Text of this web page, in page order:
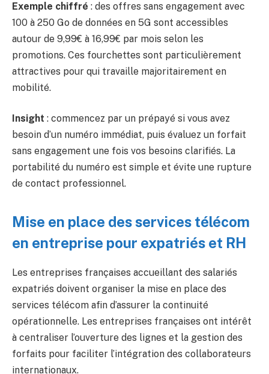
Exemple chiffré : des offres sans engagement avec
100 à 250 Go de données en 5G sont accessibles
autour de 9,99€ à 16,99€ par mois selon les
promotions. Ces fourchettes sont particulièrement
attractives pour qui travaille majoritairement en
mobilité.
Insight : commencez par un prépayé si vous avez
besoin d’un numéro immédiat, puis évaluez un forfait
sans engagement une fois vos besoins clarifiés. La
portabilité du numéro est simple et évite une rupture
de contact professionnel.
Mise en place des services télécom
en entreprise pour expatriés et RH
Les entreprises françaises accueillant des salariés
expatriés doivent organiser la mise en place des
services télécom afin d’assurer la continuité
opérationnelle. Les entreprises françaises ont intérêt
à centraliser l’ouverture des lignes et la gestion des
forfaits pour faciliter l’intégration des collaborateurs
internationaux.